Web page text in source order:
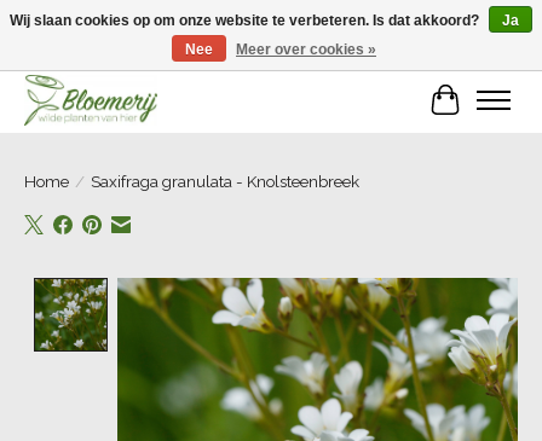
Home / Saxifraga granulata - Knolsteenbreek
Product image slideshow Items
Wij slaan cookies op om onze website te verbeteren. Is dat akkoord?
Ja
Nee
Meer over cookies »